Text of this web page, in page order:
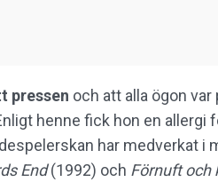
pressen och att alla ögon
henne fick hon en
har medverkat i
End(1992) och Förnuft och